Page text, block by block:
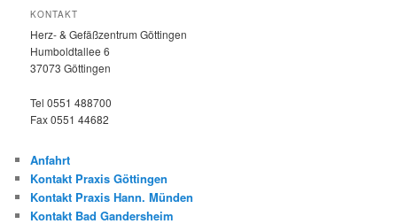
KONTAKT
Herz- & Gefäßzentrum Göttingen
Humboldtallee 6
37073 Göttingen
Tel 0551 488700
Fax 0551 44682
Anfahrt
Kontakt Praxis Göttingen
Kontakt Praxis Hann. Münden
Kontakt Bad Gandersheim